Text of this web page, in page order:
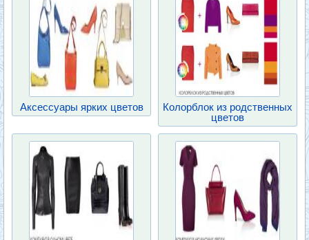
Аксессуары ярких цветов
Колорблок из родственных
цветов